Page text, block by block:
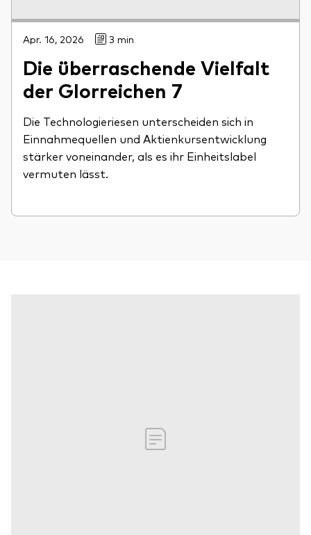
Apr. 16, 2026 3 min
Die überraschende Vielfalt
der Glorreichen 7
Die Technologieriesen unterscheiden sich in
Einnahmequellen und Aktienkursentwicklung
stärker voneinander, als es ihr Einheitslabel
vermuten lässt.